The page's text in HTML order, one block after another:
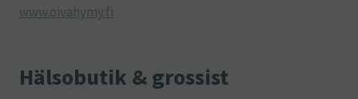
www.oivahymy.fi
Hälsobutik & grossist